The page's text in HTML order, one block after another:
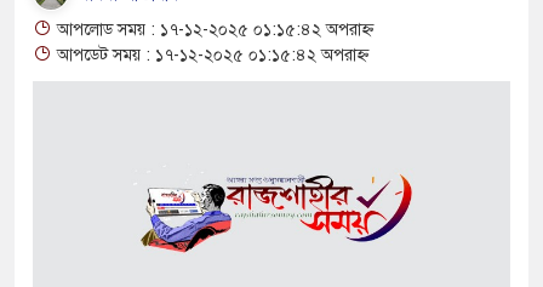
পুকুর থেকে অজ্ঞাত যুবকের মরদেহ উদ্ধার
বিজিবির পৃথক অভিযানে ১৫৬ বোতল ভারতীয়
আপলোড সময় : ১৭-১২-২০২৫ ০১:১৫:৪২ অপরাহ্ন
আপডেট সময় : ১৭-১২-২০২৫ ০১:১৫:৪২ অপরাহ্ন